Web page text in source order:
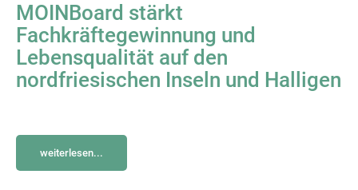
MOINBoard stärkt
Fachkräftegewinnung und
Lebensqualität auf den
nordfriesischen Inseln und Halligen
weiterlesen...